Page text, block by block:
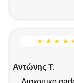
★ ★ ★ ★
Αντώνης Τ.
Διακριτικο